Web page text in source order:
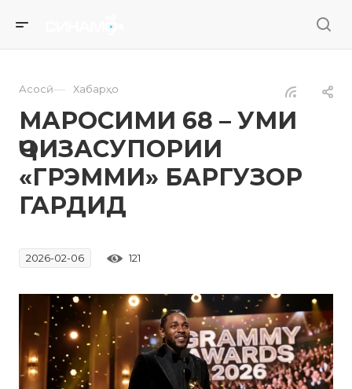
Асосӣ — Хабарҳо
МАРОСИМИ 68 – УМИ
ҶОИЗАСУПОРИИ
«ГРЭММИ» БАРГУЗОР
ГАРДИД
2026-02-06 121